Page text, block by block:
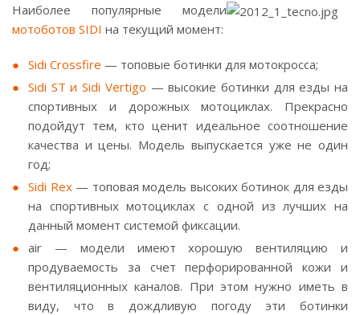
Наиболее популярные модели
мотоботов SIDI на текущий момент:
Sidi Crossfire — топовые ботинки для мотокросса;
Sidi ST и Sidi Vertigo — высокие ботинки для езды на
спортивных и дорожных мотоциклах. Прекрасно
подойдут тем, кто ценит идеальное соотношение
качества и цены. Модель выпускается уже не один
год;
Sidi Rex— топовая модель высоких ботинок для езды
на спортивных мотоциклах с одной из лучших на
данный момент системой фиксации.
air — модели имеют хорошую вентиляцию и
продуваемость за счет перфорированной кожи и
вентиляционных каналов. При этом нужно иметь в
виду, что в дождливую погоду эти ботинки